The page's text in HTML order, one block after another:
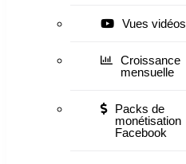
Vues vidéos
Croissance
mensuelle
Packs de
monétisation
Facebook